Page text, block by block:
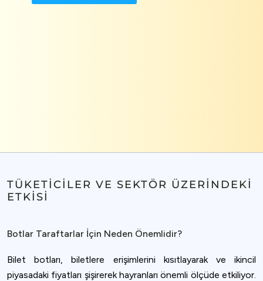
TÜKETICILER VE SEKTÖR ÜZERINDEKI
ETKISI
Botlar Taraftarlar İçin Neden Önemlidir?
Bilet botları, biletlere erişimlerini kısıtlayarak ve ikincil
piyasadaki fiyatları şişirerek hayranları önemli ölçüde etkiliyor.